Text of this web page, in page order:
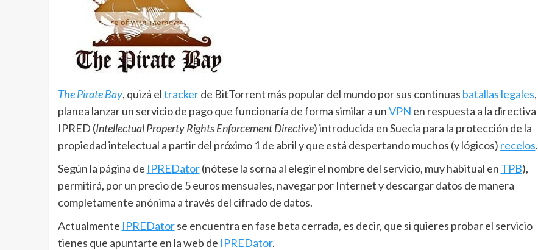
The Pirate Bay, quizá eltrackerde BitTorrent más popular del mundo por sus continuas batallas legales,
planea lanzar un servicio de pago que funcionaría de forma similar a unVPN en respuesta a la directiva
IPRED (Intellectual Property Rights Enforcement Directive) introducida en Suecia para la protección de la
propiedad intelectual a partir del próximo 1 de abril y que está despertando muchos (y lógicos) recelos.
Según la página de IPREDator(nótese la sorna al elegir el nombre del servicio, muy habitual en TPB),
permitirá, por un precio de 5 euros mensuales, navegar por Internet y descargar datos de manera
completamente anónima a través del cifrado de datos.
Actualmente IPREDatorse encuentra en fase beta cerrada, es decir, que si quieres probar el servicio
tienes que apuntarte en la web de IPREDator.